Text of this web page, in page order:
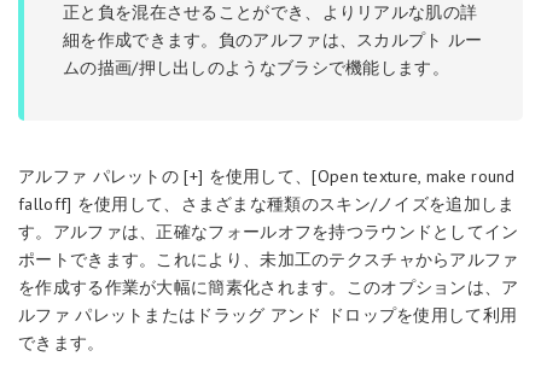
正と負を混在させることができ、よりリアルな肌の詳
細を作成できます。負のアルファは、スカルプト ルー
ムの描画/押し出しのようなブラシで機能します。
アルファ パレットの [+] を使用して、[Open texture, make round
falloff] を使用して、さまざまな種類のスキン/ノイズを追加しま
す。アルファは、正確なフォールオフを持つラウンドとしてイン
ポートできます。これにより、未加工のテクスチャからアルファ
を作成する作業が大幅に簡素化されます。このオプションは、ア
ルファ パレットまたはドラッグ アンド ドロップを使用して利用
できます。